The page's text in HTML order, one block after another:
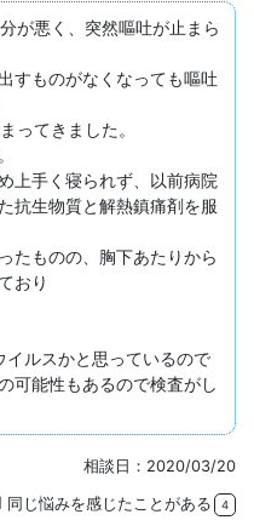
が悪く、突然嘔吐が止まら
すものがなくなっても嘔吐
ってきました。
上手く寝られず、以前病院
抗生物質と解熱鎮痛剤を服
たものの、胸下あたりから
おり
ルスかと思っているので
可能性もあるので検査がし
相談日：2020/03/20
同じ悩みを感じたことがある 4